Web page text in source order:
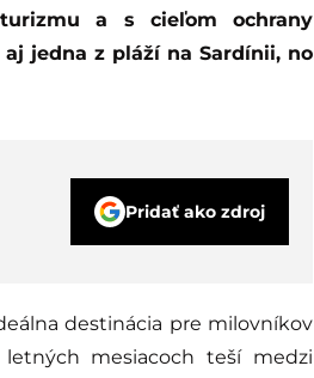
a s cieľom ochrany
jedna z pláží na Sardínii, no
Pridať ako zdroj
destinácia pre milovníkov
mesiacoch teší medzi